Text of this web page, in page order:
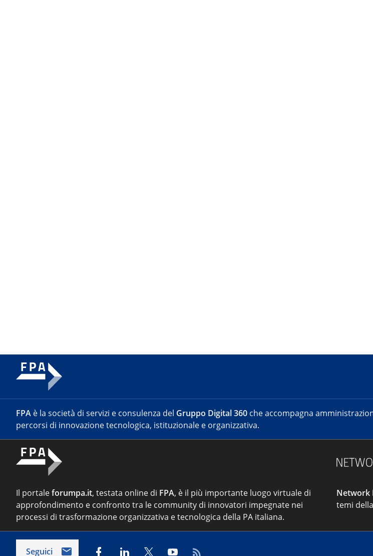
FPA è la società di servizi e consulenza del Gruppo Digital 360 che accompagna
percorsi di innovazione tecnologica, istituzionale e organizzativa.
Il portaleforumpa.it, testata online di FPA, è il più importante luogo virtuale di
approfondimento e confronto tra le community di innovatori impegnate nei
processi di trasformazione organizzativa e tecnologica della PA italiana.
Network
temi
Seguici